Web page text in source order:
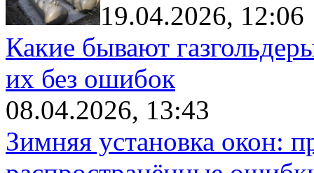
19.04.2026, 12:06
Какие бывают
их без ошибок
08.04.2026, 13:43
Зимняя установка окон: